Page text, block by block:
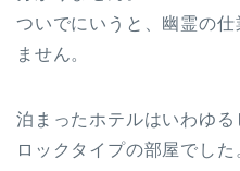
ついでにいうと、幽霊の
ません。
泊まったホテルはいわゆ
ロックタイプの部屋でした